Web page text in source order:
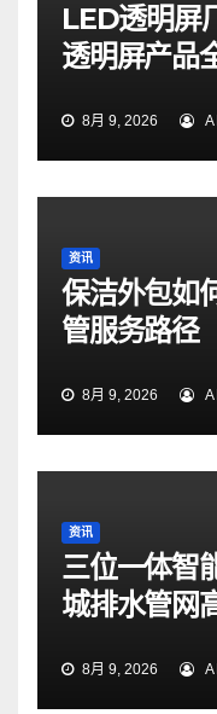
LED透明屏
透明屏产品
8月 9, 2026
资讯
保洁外包如
管服务路径
8月 9, 2026
资讯
三位一体智
城排水管网
8月 9, 2026